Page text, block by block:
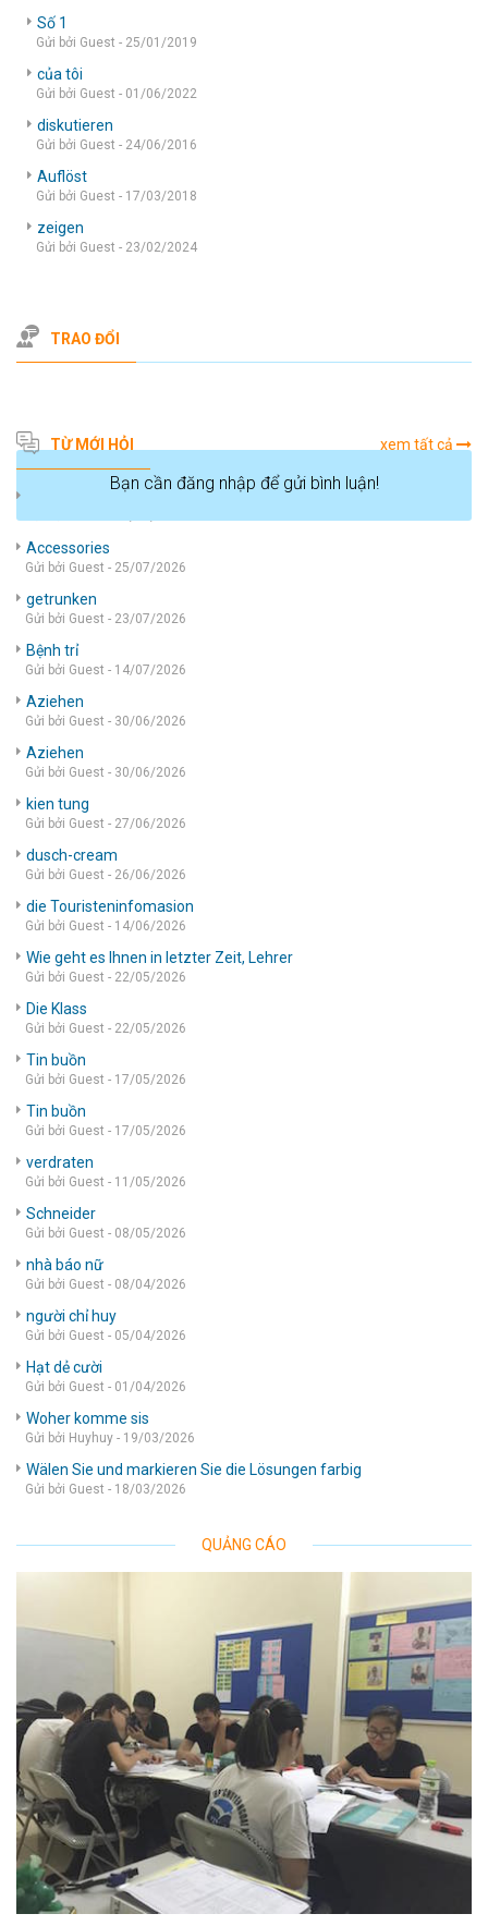
Số 1
Gửi bởi Guest - 25/01/2019
của tôi
Gửi bởi Guest - 01/06/2022
diskutieren
Gửi bởi Guest - 24/06/2016
Auflöst
Gửi bởi Guest - 17/03/2018
zeigen
Gửi bởi Guest - 23/02/2024
TRAO ĐỔI
Bạn cần đăng nhập để gửi bình luận!
TỪ MỚI HỎI xem tất cả
Accessories
Gửi bởi Guest - 25/07/2026
getrunken
Gửi bởi Guest - 23/07/2026
Bệnh trỉ
Gửi bởi Guest - 14/07/2026
Aziehen
Gửi bởi Guest - 30/06/2026
Aziehen
Gửi bởi Guest - 30/06/2026
kien tung
Gửi bởi Guest - 27/06/2026
dusch-cream
Gửi bởi Guest - 26/06/2026
die Touristeninfomasion
Gửi bởi Guest - 14/06/2026
Wie geht es Ihnen in letzter Zeit, Lehrer
Gửi bởi Guest - 22/05/2026
Die Klass
Gửi bởi Guest - 22/05/2026
Tin buồn
Gửi bởi Guest - 17/05/2026
Tin buồn
Gửi bởi Guest - 17/05/2026
verdraten
Gửi bởi Guest - 11/05/2026
Schneider
Gửi bởi Guest - 08/05/2026
nhà báo nữ
Gửi bởi Guest - 08/04/2026
người chỉ huy
Gửi bởi Guest - 05/04/2026
Hạt dẻ cười
Gửi bởi Guest - 01/04/2026
Woher komme sis
Gửi bởi Huyhuy - 19/03/2026
Wälen Sie und markieren Sie die Lösungen farbig
Gửi bởi Guest - 18/03/2026
QUẢNG CÁO